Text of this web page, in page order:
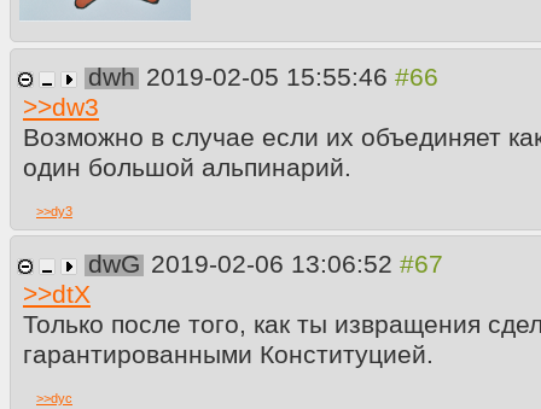
dwh 2019-02-05 15:55:46
>>dw3
Возможно в случае если их объединяет
один большой альпинарий.
>>dy3
dwG 2019-02-06 13:06:52
>>dtX
Только после того, как ты извращения
гарантированными Конституцией.
>>dyc